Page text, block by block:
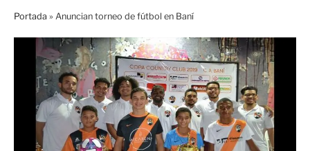
Portada » Anuncian torneo de fútbol en Baní